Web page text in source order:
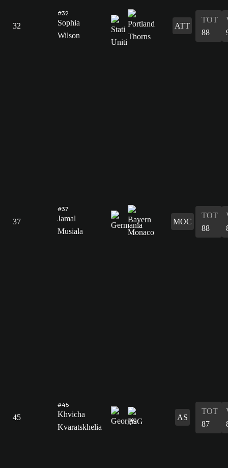
32
#32
Sophia
Wilson
ATT
TOT
88
37
#37
Jamal
Musiala
MOC
TOT
88
45
#45
Khvicha
Kvaratskhelia
AS
TOT
87